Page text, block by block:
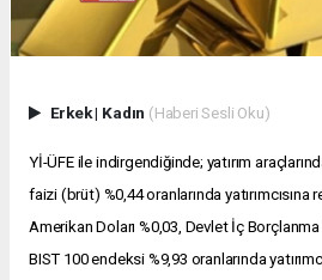
Erkek| Kadın (Haberi Sesli Oku)
Yİ-ÜFE ile indirgendiğinde; yatırım
faizi (brüt) %0,44 oranlarında yatırımcısına
Amerikan Doları %0,03, Devlet İç
BIST 100 endeksi %9,93 oranlarında